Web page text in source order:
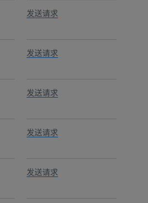
发送请求
发送请求
发送请求
发送请求
发送请求